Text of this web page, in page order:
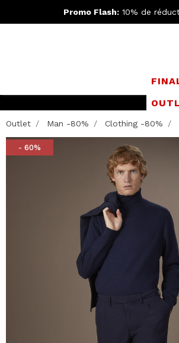
Promo Flash: 10% de
Outlet Man -80% Clothing -80%
- 60%